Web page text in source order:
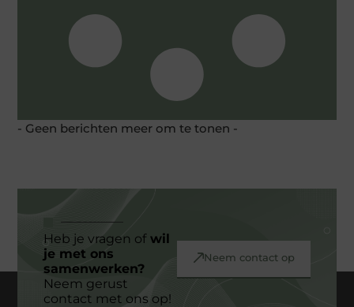
- Geen berichten meer om te tonen -
Heb je vragen ofwil
je met ons
samenwerken?
Neem gerust
contact met ons op!
Neem contact op